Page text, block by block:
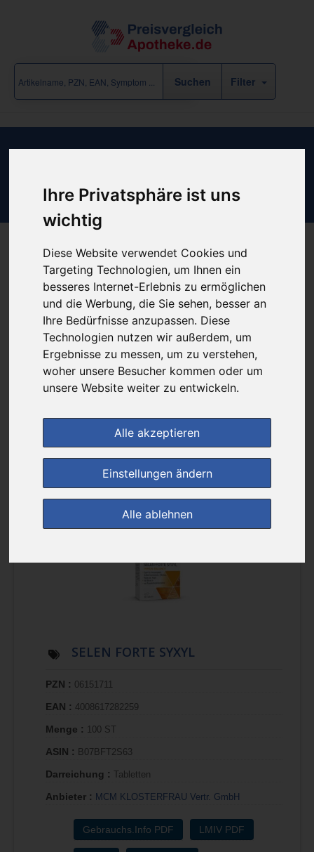
Ihre Privatsphäre ist uns
wichtig
Diese Website verwendet Cookies und
Targeting Technologien, um Ihnen ein
besseres Internet-Erlebnis zu ermöglichen
und die Werbung, die Sie sehen, besser an
Ihre Bedürfnisse anzupassen. Diese
Technologien nutzen wir außerdem, um
Ergebnisse zu messen, um zu verstehen,
woher unsere Besucher kommen oder um
unsere Website weiter zu entwickeln.
Alle akzeptieren
Einstellungen ändern
Alle ablehnen
Filter
Tee / Selen" (15 Treffer)
eine Rubrik-Ebene zurück
« ‹ 1 2 3 › »
Filter anzeigen
Sortierung :
pro Seite :
(0)
SELEN FORTE SYXYL
PZN : 06151711
EAN : 4008617282259
Menge : 100 ST
ASIN : B07BFT2S63
Darreichung : Tabletten
Anbieter : MCM KLOSTERFRAU Vertr. GmbH
Gebrauchs.Info PDF LMIV PDF